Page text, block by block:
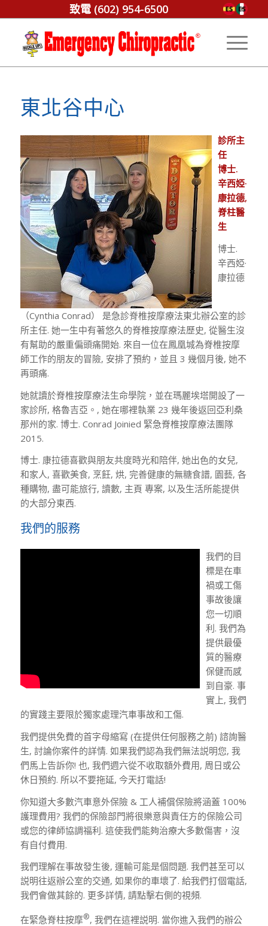
致電 (602) 954-6500
東北谷中心
診所主
任
博士.
辛西婭·
康拉德,
脊柱醫
生
博士.
辛西婭·
康拉德
（Cynthia Conrad） 是急診脊椎按摩療法東北辦公室的診
所主任. 她一生中有著悠久的脊椎按摩療法歷史, 從醫生沒
有幫助的嚴重偏頭痛開始. 來自一位在鳳凰城為脊椎按摩
師工作的朋友的冒險, 安排了預約，並且 3 幾個月後, 她不
再頭痛.
她就讀於脊椎按摩療法生命學院，並在瑪麗埃塔開設了一
家診所, 格魯吉亞。, 她在哪裡執業 23 幾年後返回亞利桑
那州的家. 博士. Conrad Joinied 緊急脊椎按摩療法團隊
2015.
博士. 康拉德喜歡與朋友共度時光和陪伴, 她出色的女兒,
和家人, 喜歡美食, 烹飪, 烘, 完善健康的無糖食譜, 園藝, 各
種購物, 盡可能旅行, 讀數, 主頁 專案, 以及生活所能提供
的大部分東西.
我們的服務
我們的目
標是在車
禍或工傷
事故後讓
您一切順
利. 我們為
提供最優
質的醫療
保健而感
到自豪. 事
實上, 我們
的實踐主要限於獨家處理汽車事故和工傷.
我們提供免費的首字母縮寫 (在提供任何服務之前) 諮詢醫
生, 討論你案件的詳情. 如果我們認為我們無法説明您, 我
們馬上告訴你! 也, 我們週六從不收取額外費用, 周日或公
休日預約. 所以不要拖延, 今天打電話!
你知道大多數汽車意外保險 & 工人補償保險將涵蓋 100%
護理費用? 我們的保險部門將很樂意與責任方的保險公司
或您的律師協調福利. 這使我們能夠治療大多數傷害，沒
有自付費用.
我們理解在事故發生後, 運輸可能是個問題. 我們甚至可以
説明往返辦公室的交通, 如果你的車壞了. 給我們打個電話,
我們會做其餘的. 更多詳情, 請點擊右側的視頻.
在緊急脊柱按摩®, 我們在這裡説明. 當你進入我們的辦公